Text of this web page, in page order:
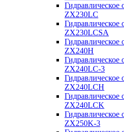
Гидравлическое
ZX230LC
Гидравлическое
ZX230LCSA
Гидравлическое
ZX240H
Гидравлическое
ZX240LC-3
Гидравлическое
ZX240LCH
Гидравлическое
ZX240LCK
Гидравлическое
ZX250K-3